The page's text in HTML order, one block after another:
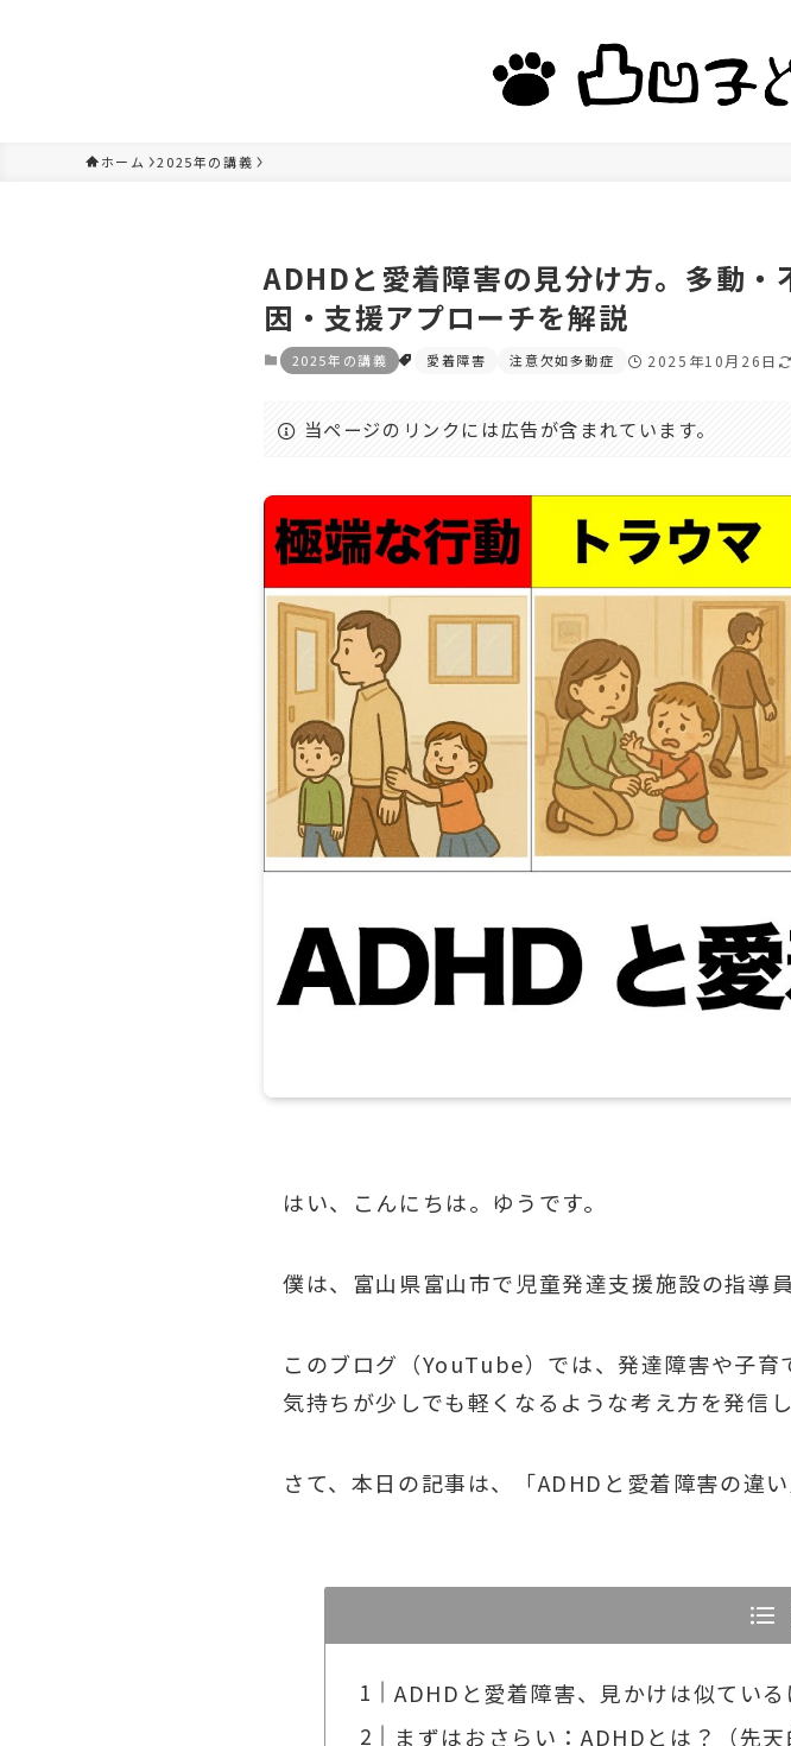
ホーム 2025年の講義
ADHDと愛着障害の見分け方。多動
因・支援アプローチを解説
2025年の講義 愛着障害 注意欠如多動症 2025年10月26日
当ページのリンクには広告が含まれています。
はい、こんにちは。ゆうです。
僕は、富山県富山市で児童発達支援施設の指導
このブログ（YouTube）では、発達障害や子
気持ちが少しでも軽くなるような考え方を発信し
さて、本日の記事は、「ADHDと愛着障害の違い
ADHDと愛着障害、見かけは似てい
まずはおさらい：ADHDとは？（先天